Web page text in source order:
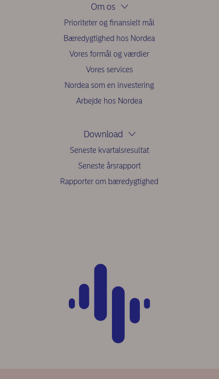
Om os
Prioriteter og finansielt mål
Bæredygtighed hos Nordea
Vores formål og værdier
Vores services
Nordea som en investering
Arbejde hos Nordea
Download
Seneste kvartalsresultat
Seneste årsrapport
Rapporter om bæredygtighed